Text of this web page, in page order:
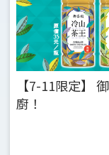
【7-11限定】
廚！